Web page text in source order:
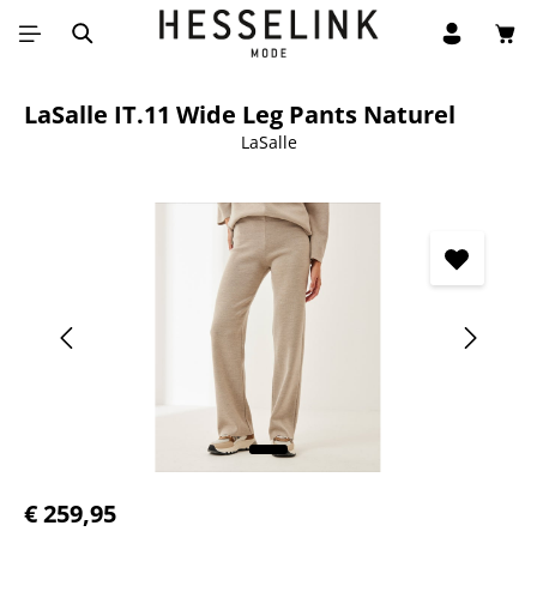
Ga naar de hoofdinhoud
LaSalle IT.11 Wide Leg Pants Naturel
LaSalle
Afbeeldingengalerij overslaan
Normale prijs:
€ 259,95